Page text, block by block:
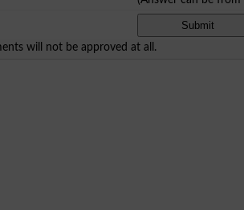
will not be approved at all.